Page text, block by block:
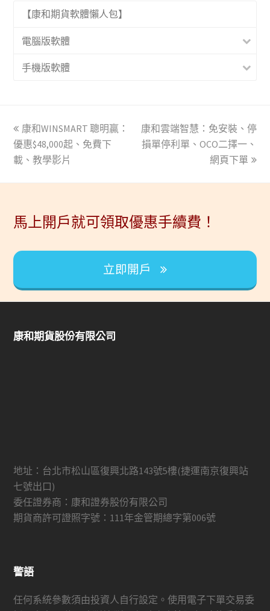
【康和期貨軟體懶人包】
電腦版軟體
手機版軟體
上
一
篇
康和WINSMART 聰明贏：
優惠$48,000起、免費下
載、教學影片
下
一
康和雲端智慧：免安裝、停
損單停利單、OCO二擇一、
網頁下單
馬上開戶就可領取優惠手續費！
立即開戶
康和期貨股份有限公司
地址：台北市松山區復興北路143號5樓(捷運南京復興站
七號出口)
委任證券商：康和證券股份有限公司
期貨商許可證照字號：111年金管期總字第006號
警語
任何系統參數須由投資人自行設定。使用電子下單交易委